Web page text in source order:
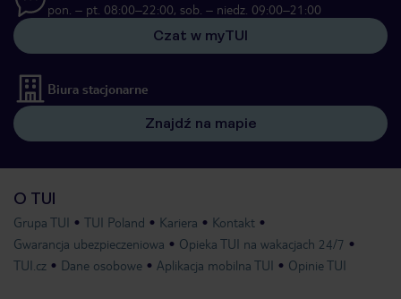
pon. – pt. 08:00–22:00, sob. – niedz. 09:00–21:00
Czat w myTUI
Biura stacjonarne
Znajdź na mapie
O TUI
Grupa TUI TUI Poland Kariera
Kontakt
Gwarancja ubezpieczeniowa
Opieka TUI na wakacjach 24/7
TUI.cz
Dane osobowe Aplikacja mobilna TUI Opinie TUI